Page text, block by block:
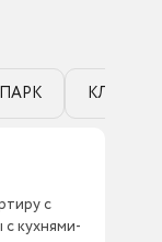
с
с кухнями-